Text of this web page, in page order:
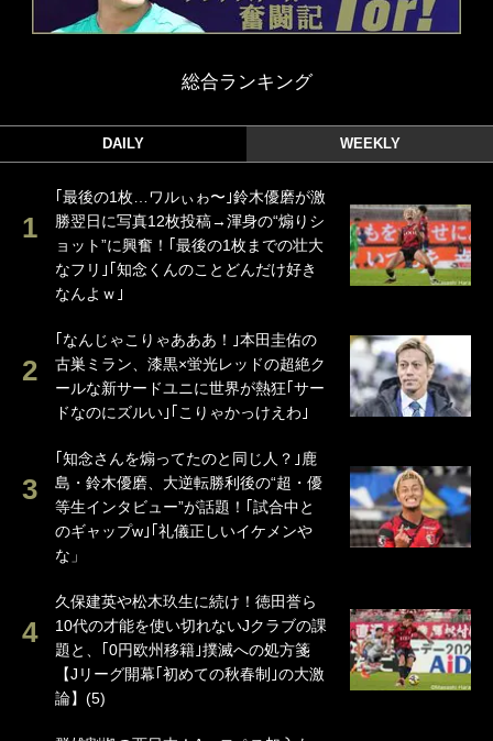
総合ランキング
DAILY WEEKLY
｢最後の1枚…ワルぃゎ〜｣鈴木優磨が激
勝翌日に写真12枚投稿→渾身の“煽りシ
ョット”に興奮！｢最後の1枚までの壮大
なフリ｣｢知念くんのことどんだけ好き
なんよｗ｣
｢なんじゃこりゃあああ！｣本田圭佑の
古巣ミラン、漆黒×蛍光レッドの超絶ク
ールな新サードユニに世界が熱狂｢サー
ドなのにズルい｣｢こりゃかっけえわ｣
｢知念さんを煽ってたのと同じ人？｣鹿
島・鈴木優磨、大逆転勝利後の“超・優
等生インタビュー”が話題！｢試合中と
のギャップw｣｢礼儀正しいイケメンや
な」
久保建英や松木玖生に続け！徳田誉ら
10代の才能を使い切れないJクラブの課
題と、｢0円欧州移籍｣撲滅への処方箋
【Jリーグ開幕｢初めての秋春制｣の大激
論】(5)